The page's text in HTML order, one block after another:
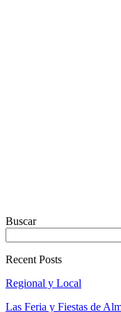
Buscar
Recent Posts
Regional y Local
Las Feria y Fiestas de